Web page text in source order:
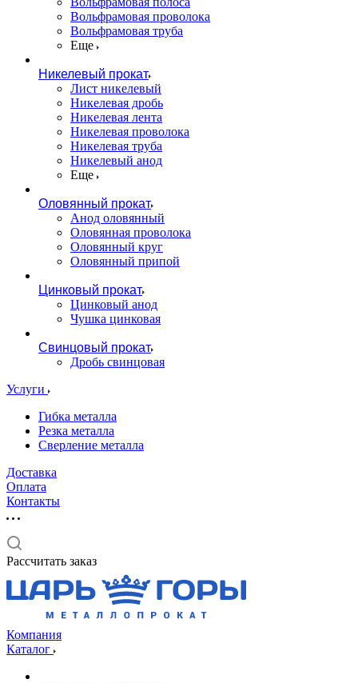
Вольфрамовая проволока
Вольфрамовая труба
Еще
Никелевый прокат
Лист никелевый
Никелевая дробь
Никелевая лента
Никелевая проволока
Никелевая труба
Никелевый анод
Еще
Оловянный прокат
Анод оловянный
Оловянная проволока
Оловянный круг
Оловянный припой
Цинковый прокат
Цинковый анод
Чушка цинковая
Свинцовый прокат
Дробь свинцовая
Услуги
Гибка металла
Резка металла
Сверление металла
Доставка
Оплата
Контакты
Рассчитать заказ
Компания
Каталог